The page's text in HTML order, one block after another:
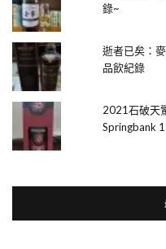
錄~
逝者已矣：
品飲紀錄
2021石破天
Springbank